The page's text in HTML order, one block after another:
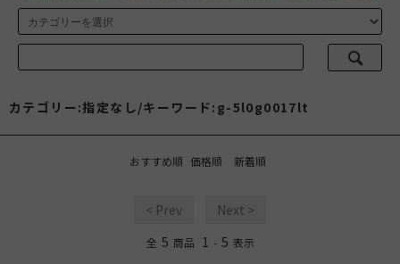
カテゴリー:指定なし/キーワード:g-5l0g0017lt
おすすめ順 価格順 新着順
< Prev Next >
全 5 商品 1 - 5 表示